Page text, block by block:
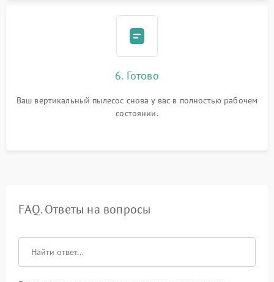
6. Готово
Ваш вертикальный пылесос снова у вас в полностью рабочем
состоянии.
FAQ. Ответы на вопросы